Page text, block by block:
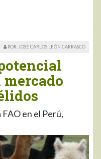
POR: JOSÉ CARLOS LEÓN CARRASCO
mercado
en el Perú,